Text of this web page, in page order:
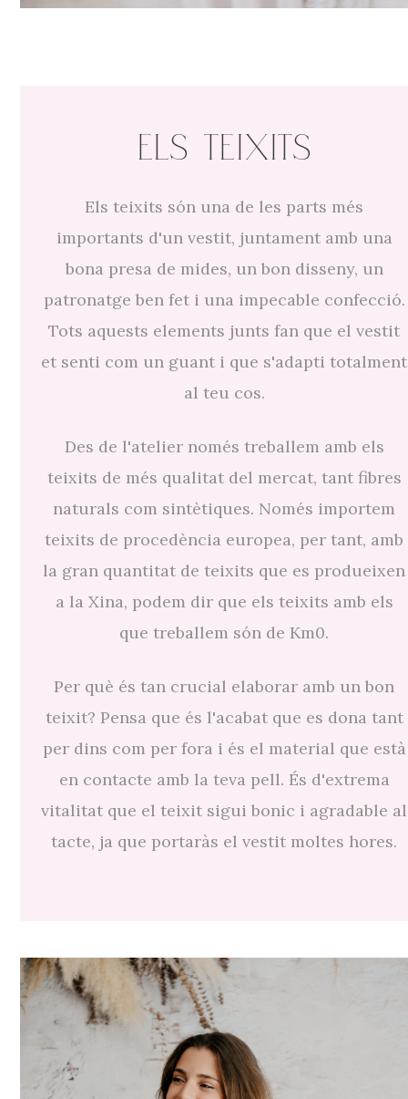
ELS TEIXITS
Els teixits són una de les parts més
importants d'un vestit, juntament amb una
bona presa de mides, un bon disseny, un
patronatge ben fet i una impecable confecció.
Tots aquests elements junts fan que el vestit
et senti com un guant i que s'adapti totalment
al teu cos.
Des de l'atelier només treballem amb els
teixits de més qualitat del mercat, tant fibres
naturals com sintètiques. Només importem
teixits de procedència europea, per tant, amb
la gran quantitat de teixits que es produeixen
a la Xina, podem dir que els teixits amb els
que treballem són de Km0.
Per què és tan crucial elaborar amb un bon
teixit? Pensa que és l'acabat que es dona tant
per dins com per fora i és el material que està
en contacte amb la teva pell. És d'extrema
vitalitat que el teixit sigui bonic i agradable al
tacte, ja que portaràs el vestit moltes hores.